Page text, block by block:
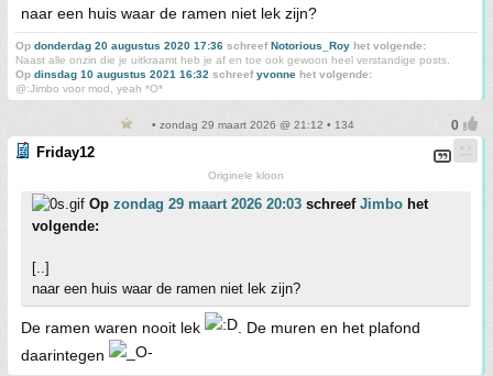
naar een huis waar de ramen niet lek zijn?
Op donderdag 20 augustus 2020 17:36 schreefNotorious_Roy het volgende:
Naast alle onzin die je uitkraamt heb je af en toe ook gewoon heel verstandige posts.
Op dinsdag 10 augustus 2021 16:32 schreefyvonne het volgende:
@:Jimbo voor mod, yeah *O*
• zondag 29 maart 2026 @ 21:12 • 134
Friday12
Originele kloon
Op zondag 29 maart 2026 20:03 schreef Jimbo het
volgende:
[..]
naar een huis waar de ramen niet lek zijn?
De ramen waren nooit lek
. De muren en het plafond
daarintegen